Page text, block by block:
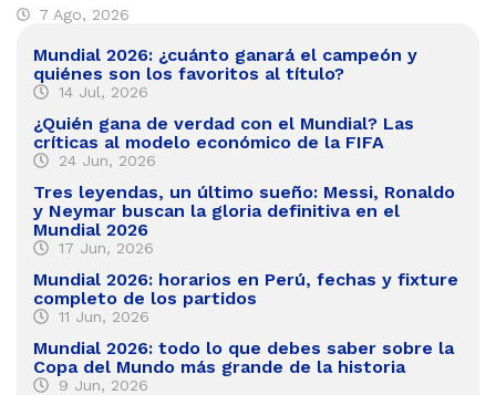
7 Ago, 2026
Mundial 2026: ¿cuánto ganará el campeón y
quiénes son los favoritos al título?
14 Jul, 2026
¿Quién gana de verdad con el Mundial? Las
críticas al modelo económico de la FIFA
24 Jun, 2026
Tres leyendas, un último sueño: Messi, Ronaldo
y Neymar buscan la gloria definitiva en el
Mundial 2026
17 Jun, 2026
Mundial 2026: horarios en Perú, fechas y fixture
completo de los partidos
11 Jun, 2026
Mundial 2026: todo lo que debes saber sobre la
Copa del Mundo más grande de la historia
9 Jun, 2026